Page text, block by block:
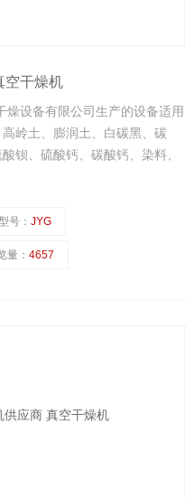
空干燥机
设备有限公司生产的设备适用
岭土、膨润土、白碳黑、碳
钡、硫酸钙、碳酸钙、染料、
号：JYG
量：4657